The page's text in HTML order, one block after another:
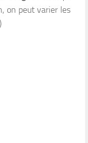
on peut varier les